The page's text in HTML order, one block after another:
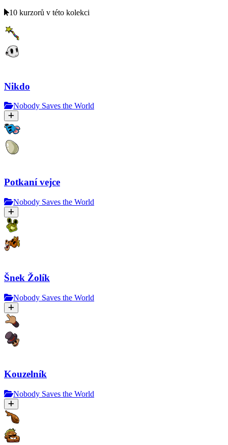
10 kurzorů v této kolekci
Nikdo
Nobody Saves the World
Potkaní vejce
Nobody Saves the World
Šnek Žolík
Nobody Saves the World
Kouzelník
Nobody Saves the World